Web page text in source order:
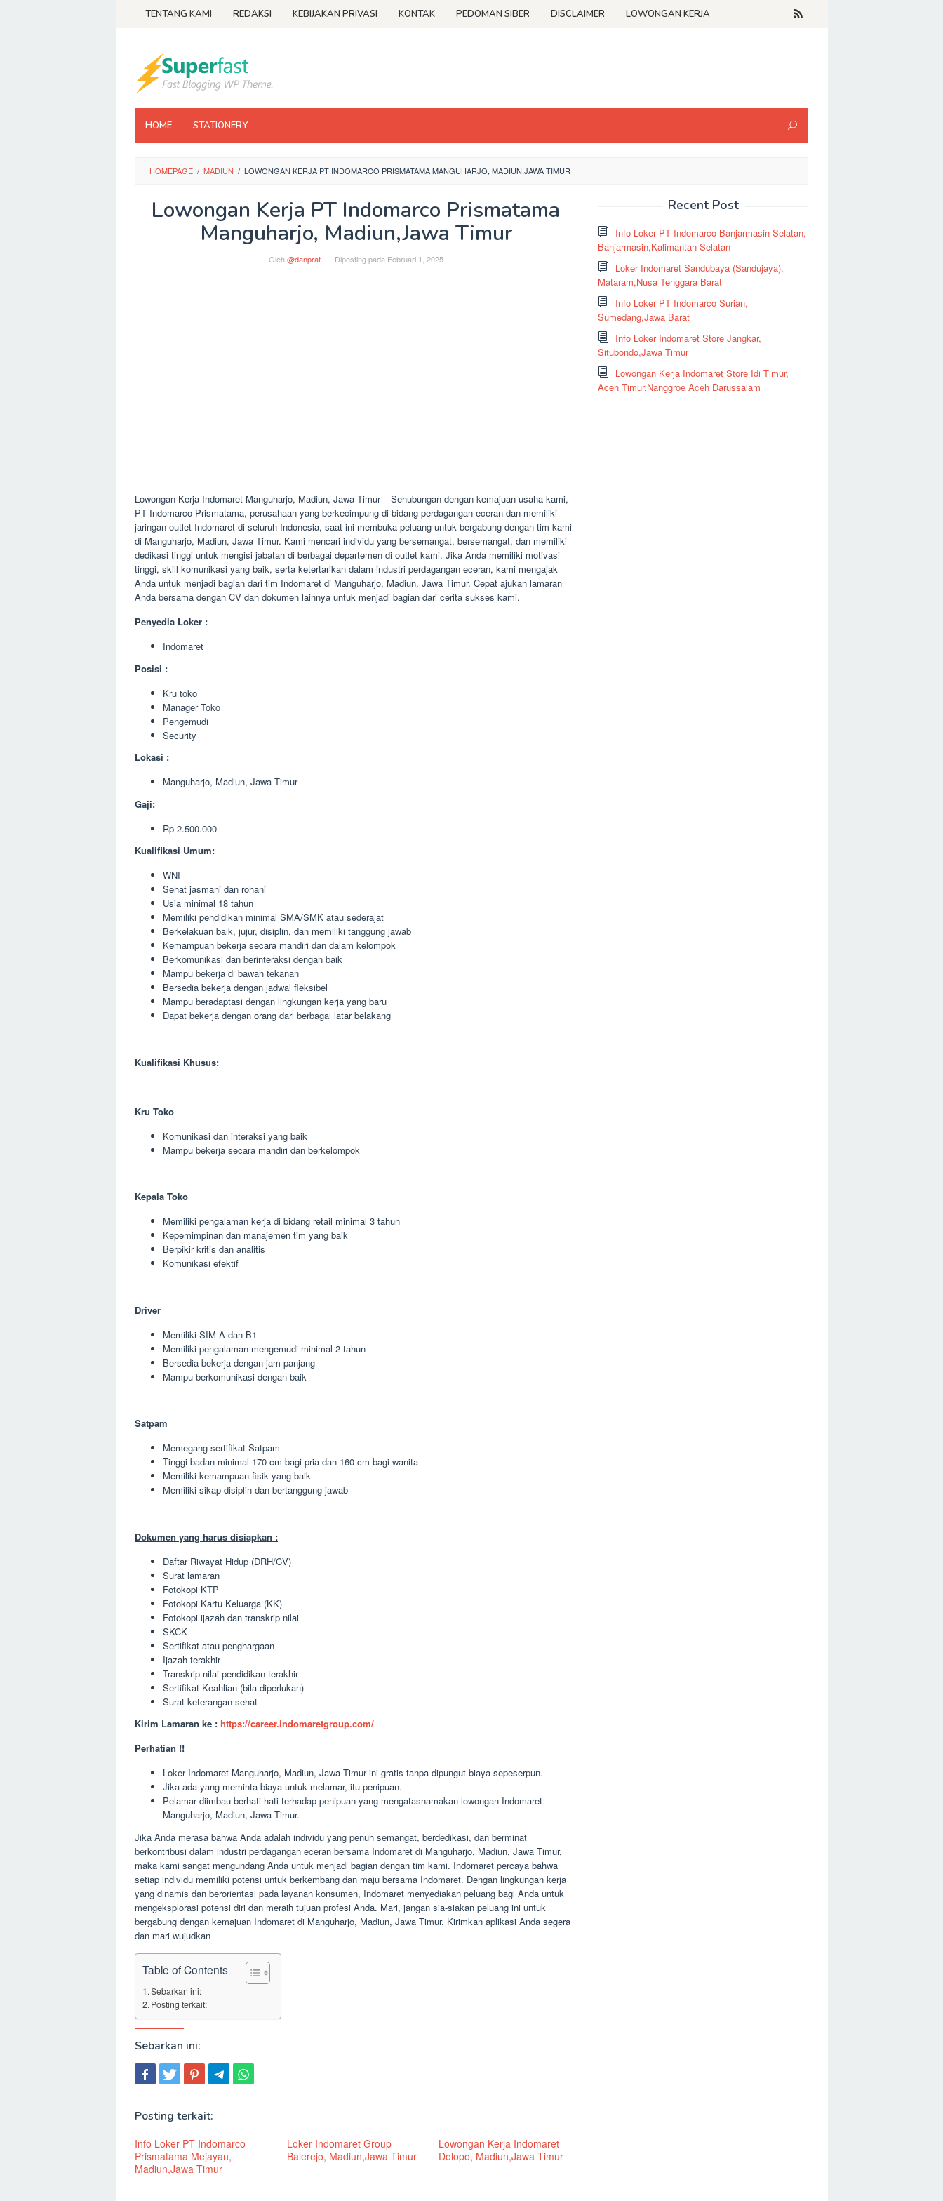
TENTANG KAMI REDAKSI KEBIJAKAN PRIVASI KONTAK PEDOMAN SIBER DISCLAIMER LOWONGAN KERJA
HOME STATIONERY
HOMEPAGE / MADIUN / LOWONGAN KERJA PT INDOMARCO PRISMATAMA MANGUHARJO, MADIUN,JAWA TIMUR
Lowongan Kerja PT Indomarco Prismatama
Manguharjo, Madiun,Jawa Timur
Oleh@danprat Diposting pada Februari 1, 2025
Lowongan Kerja Indomaret Manguharjo, Madiun, Jawa Timur – Sehubungan dengan kemajuan usaha kami,
PT Indomarco Prismatama, perusahaan yang berkecimpung di bidang perdagangan eceran dan memiliki
jaringan outlet Indomaret di seluruh Indonesia, saat ini membuka peluang untuk bergabung dengan tim kami
di Manguharjo, Madiun, Jawa Timur. Kami mencari individu yang bersemangat, bersemangat, dan memiliki
dedikasi tinggi untuk mengisi jabatan di berbagai departemen di outlet kami. Jika Anda memiliki motivasi
tinggi, skill komunikasi yang baik, serta ketertarikan dalam industri perdagangan eceran, kami mengajak
Anda untuk menjadi bagian dari tim Indomaret di Manguharjo, Madiun, Jawa Timur. Cepat ajukan lamaran
Anda bersama dengan CV dan dokumen lainnya untuk menjadi bagian dari cerita sukses kami.
Penyedia Loker :
Indomaret
Posisi :
Kru toko
Manager Toko
Pengemudi
Security
Lokasi :
Manguharjo, Madiun, Jawa Timur
Gaji:
Rp 2.500.000
Kualifikasi Umum:
WNI
Sehat jasmani dan rohani
Usia minimal 18 tahun
Memiliki pendidikan minimal SMA/SMK atau sederajat
Berkelakuan baik, jujur, disiplin, dan memiliki tanggung jawab
Kemampuan bekerja secara mandiri dan dalam kelompok
Berkomunikasi dan berinteraksi dengan baik
Mampu bekerja di bawah tekanan
Bersedia bekerja dengan jadwal fleksibel
Mampu beradaptasi dengan lingkungan kerja yang baru
Dapat bekerja dengan orang dari berbagai latar belakang
Kualifikasi Khusus:
Kru Toko
Komunikasi dan interaksi yang baik
Mampu bekerja secara mandiri dan berkelompok
Kepala Toko
Memiliki pengalaman kerja di bidang retail minimal 3 tahun
Kepemimpinan dan manajemen tim yang baik
Berpikir kritis dan analitis
Komunikasi efektif
Driver
Memiliki SIM A dan B1
Memiliki pengalaman mengemudi minimal 2 tahun
Bersedia bekerja dengan jam panjang
Mampu berkomunikasi dengan baik
Satpam
Memegang sertifikat Satpam
Tinggi badan minimal 170 cm bagi pria dan 160 cm bagi wanita
Memiliki kemampuan fisik yang baik
Memiliki sikap disiplin dan bertanggung jawab
Dokumen yang harus disiapkan :
Daftar Riwayat Hidup (DRH/CV)
Surat lamaran
Fotokopi KTP
Fotokopi Kartu Keluarga (KK)
Fotokopi ijazah dan transkrip nilai
SKCK
Sertifikat atau penghargaan
Ijazah terakhir
Transkrip nilai pendidikan terakhir
Sertifikat Keahlian (bila diperlukan)
Surat keterangan sehat
Kirim Lamaran ke : https://career.indomaretgroup.com/
Perhatian !!
Loker Indomaret Manguharjo, Madiun, Jawa Timur ini gratis tanpa dipungut biaya sepeserpun.
Jika ada yang meminta biaya untuk melamar, itu penipuan.
Pelamar diimbau berhati-hati terhadap penipuan yang mengatasnamakan lowongan Indomaret
Manguharjo, Madiun, Jawa Timur.
Jika Anda merasa bahwa Anda adalah individu yang penuh semangat, berdedikasi, dan berminat
berkontribusi dalam industri perdagangan eceran bersama Indomaret di Manguharjo, Madiun, Jawa Timur,
maka kami sangat mengundang Anda untuk menjadi bagian dengan tim kami. Indomaret percaya bahwa
setiap individu memiliki potensi untuk berkembang dan maju bersama Indomaret. Dengan lingkungan kerja
yang dinamis dan berorientasi pada layanan konsumen, Indomaret menyediakan peluang bagi Anda untuk
mengeksplorasi potensi diri dan meraih tujuan profesi Anda. Mari, jangan sia-siakan peluang ini untuk
bergabung dengan kemajuan Indomaret di Manguharjo, Madiun, Jawa Timur. Kirimkan aplikasi Anda segera
dan mari wujudkan
Table of Contents
Sebarkan ini:
Posting terkait:
Sebarkan ini:
Posting terkait:
Info Loker PT Indomarco
Prismatama Mejayan,
Madiun,Jawa Timur
Loker Indomaret Group
Balerejo, Madiun,Jawa Timur
Lowongan Kerja Indomaret
Dolopo, Madiun,Jawa Timur
Recent Post
Info Loker PT Indomarco Banjarmasin Selatan,
Banjarmasin,Kalimantan Selatan
Loker Indomaret Sandubaya (Sandujaya),
Mataram,Nusa Tenggara Barat
Info Loker PT Indomarco Surian,
Sumedang,Jawa Barat
Info Loker Indomaret Store Jangkar,
Situbondo,Jawa Timur
Lowongan Kerja Indomaret Store Idi Timur,
Aceh Timur,Nanggroe Aceh Darussalam